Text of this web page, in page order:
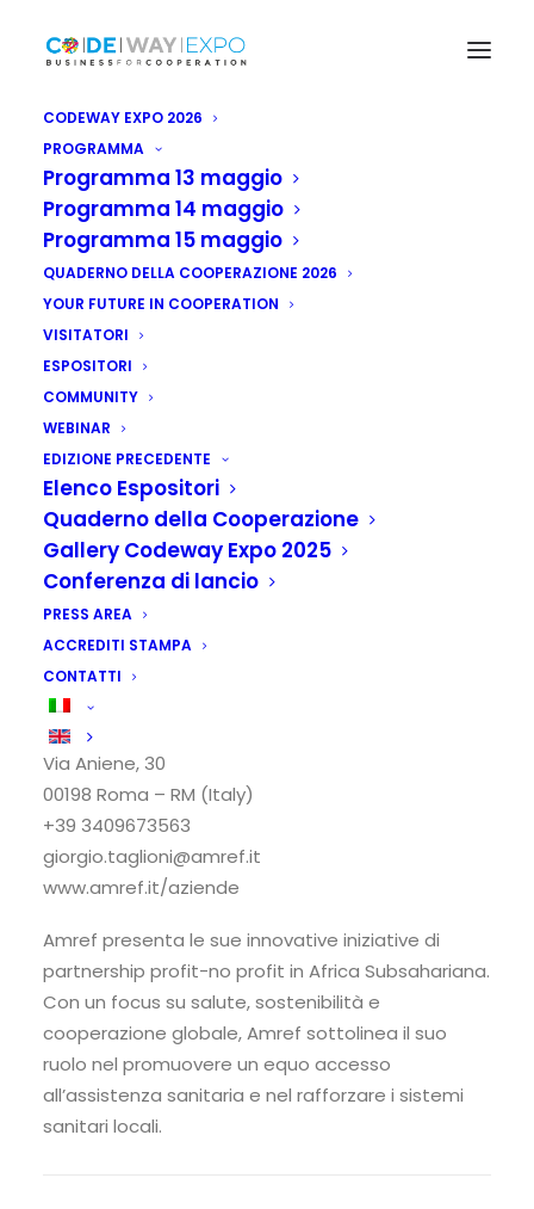
CODEWAY EXPO 2026
PROGRAMMA
Programma 13 maggio
Programma 14 maggio
Programma 15 maggio
QUADERNO DELLA COOPERAZIONE 2026
YOUR FUTURE IN COOPERATION
VISITATORI
ESPOSITORI
COMMUNITY
WEBINAR
EDIZIONE PRECEDENTE
Elenco Espositori
Quaderno della Cooperazione
Gallery Codeway Expo 2025
Conferenza di lancio
PRESS AREA
ACCREDITI STAMPA
CONTATTI
Amref Health Africa
Via Aniene, 30
00198 Roma – RM (Italy)
+39 3409673563
giorgio.taglioni@amref.it
www.amref.it/aziende
Amref presenta le sue innovative iniziative di
partnership profit-no profit in Africa Subsahariana.
Con un focus su salute, sostenibilità e
cooperazione globale, Amref sottolinea il suo
ruolo nel promuovere un equo accesso
all’assistenza sanitaria e nel rafforzare i sistemi
sanitari locali.